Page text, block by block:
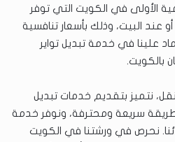
الأولى في الكويت التي توفر
عند البيت، وذلك بأسعار تنافسية
علينا في خدمة تبديل تواير
بالكويت.
نتميز بتقديم خدمات تبديل
سريعة ومحترفة، ونوفر خدمة
نحرص في ورشتنا في الكويت